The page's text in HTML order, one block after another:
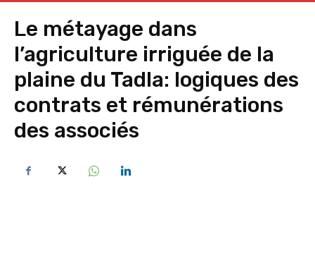
Le métayage dans
l’agriculture irriguée de la
plaine du Tadla: logiques des
contrats et rémunérations
des associés